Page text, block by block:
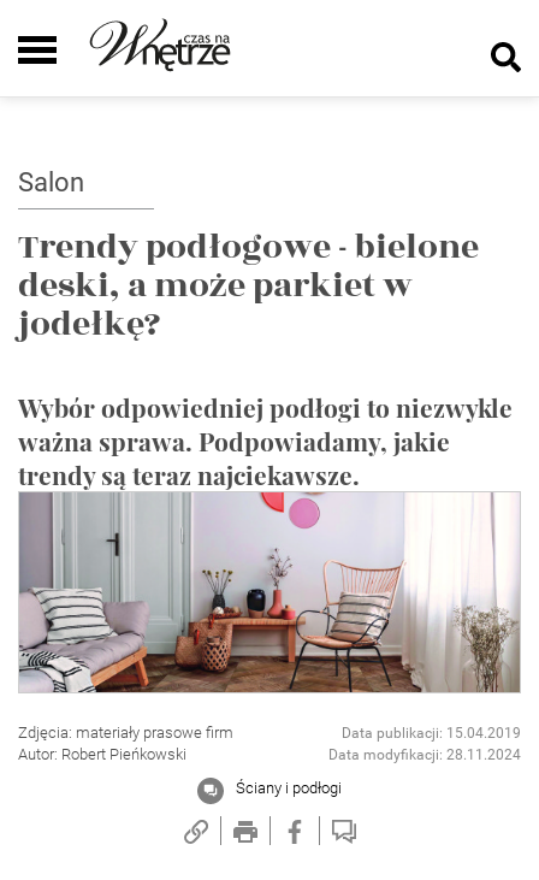
Salon
Trendy podłogowe - bielone
deski, a może parkiet w
jodełkę?
Wybór odpowiedniej podłogi to niezwykle
ważna sprawa. Podpowiadamy, jakie
trendy są teraz najciekawsze.
Zdjęcia: materiały prasowe firm
Autor: Robert Pieńkowski
Data publikacji: 15.04.2019
Data modyfikacji: 28.11.2024
Ściany i podłogi